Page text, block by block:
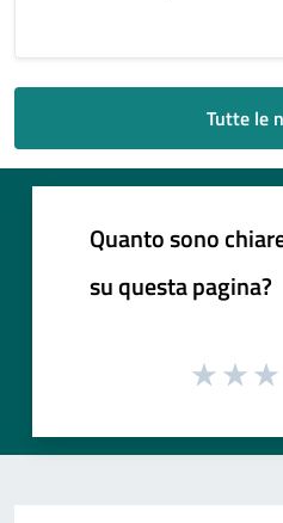
Tutte le
Quanto sono
su questa pagina?